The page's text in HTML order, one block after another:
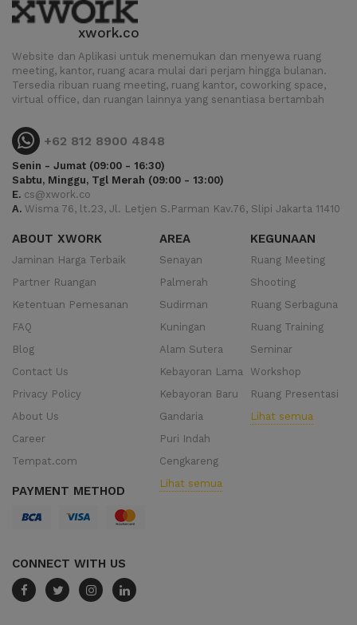
xwork.co
Website dan Aplikasi untuk menemukan dan menyewa ruang
meeting, kantor, ruang acara mulai dari perjam hingga bulanan.
Tersedia ribuan ruang meeting, ruang kantor, coworking space,
virtual office, dan ruangan lainnya yang senantiasa bertambah
+62 812 8900 4848
Senin - Jumat (09:00 - 16:30)
Sabtu, Minggu, Tgl Merah (09:00 - 13:00)
E. cs@xwork.co
A. Wisma 76, lt.23, Jl. Letjen S.Parman Kav.76, Slipi Jakarta 11410
ABOUT XWORK
Jaminan Harga Terbaik
Partner Ruangan
Ketentuan Pemesanan
FAQ
Blog
Contact Us
Privacy Policy
About Us
Career
Tempat.com
PAYMENT METHOD
CONNECT WITH US
AREA
Senayan
Palmerah
Sudirman
Kuningan
Alam Sutera
Kebayoran Lama
Kebayoran Baru
Gandaria
Puri Indah
Cengkareng
Lihat semua
KEGUNAAN
Ruang Meeting
Shooting
Ruang Serbaguna
Ruang Training
Seminar
Workshop
Ruang Presentasi
Lihat semua